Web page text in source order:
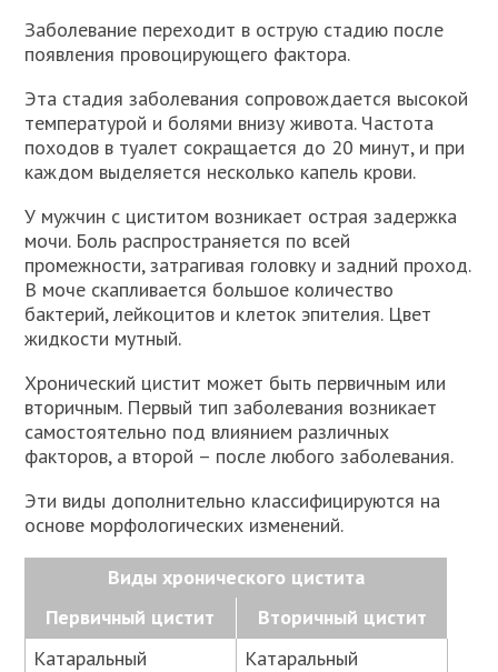
Заболевание переходит в острую стадию после
появления провоцирующего фактора.
Эта стадия заболевания сопровождается высокой
температурой и болями внизу живота. Частота
походов в туалет сокращается до 20 минут, и при
каждом выделяется несколько капель крови.
У мужчин с циститом возникает острая задержка
мочи. Боль распространяется по всей
промежности, затрагивая головку и задний проход.
В моче скапливается большое количество
бактерий, лейкоцитов и клеток эпителия. Цвет
жидкости мутный.
Хронический цистит может быть первичным или
вторичным. Первый тип заболевания возникает
самостоятельно под влиянием различных
факторов, а второй – после любого заболевания.
Эти виды дополнительно классифицируются на
основе морфологических изменений.
Виды хронического цистита
Первичный цистит
Вторичный цистит
Катаральный
Катаральный